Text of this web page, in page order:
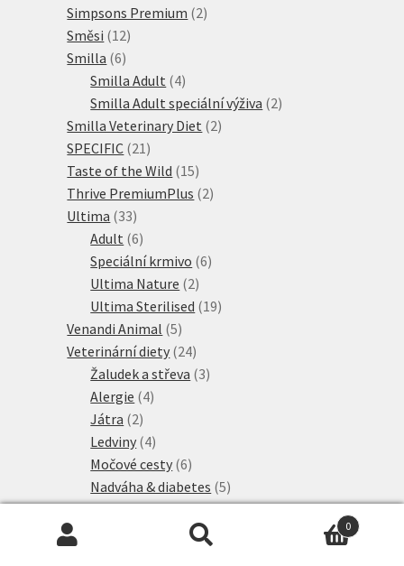
produktů
Simpsons Premium 22
Směsi 1212
Smilla 66
produktů
Smilla Adult 44
produkty
Smilla Adult speciální výživa 22
Smilla Veterinary Diet 22
SPECIFIC 21 21
produktů
Taste of the Wild 1515
produktů
Thrive PremiumPlus 22
Ultima 3333
produktů
Adult 66
produktů
Speciální krmivo 66
Ultima Nature 22
produkty
Ultima Sterilised 1919
Venandi Animal 55
produktů
Veterinární diety 2424
produktů
Žaludek a střeva 33
Alergie 44
Játra 22
produkty
Ledviny 44
produkty
Močové cesty 66
produktů
Nadváha & diabetes 55
produktů
Veterinary & Expert 7575
Alergie a intolerance 0